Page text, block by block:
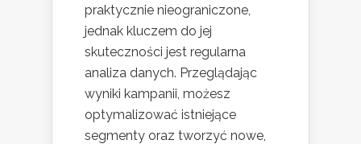
praktycznie nieograniczone,
jednak kluczem do jej
skuteczności jest regularna
analiza danych. Przeglądając
wyniki kampanii, możesz
optymalizować istniejące
segmenty oraz tworzyć nowe,